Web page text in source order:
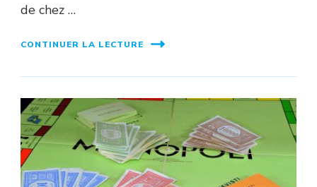
de chez …
CONTINUER LA LECTURE